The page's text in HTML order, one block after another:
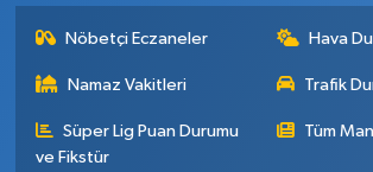
Nöbetçi Eczaneler Hava
Namaz Vakitleri Trafik
Süper Lig Puan Durumu
ve Fikstür
Tüm